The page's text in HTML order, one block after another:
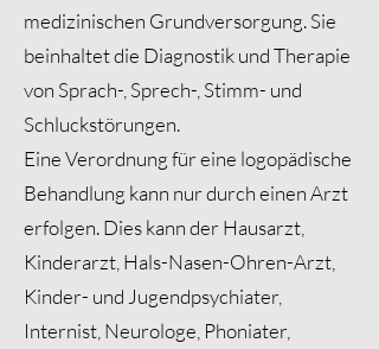
medizinischen Grundversorgung. Sie
beinhaltet die Diagnostik und Therapie
von Sprach-, Sprech-, Stimm- und
Schluckstörungen.
Eine Verordnung für eine logopädische
Behandlung kann nur durch einen Arzt
erfolgen. Dies kann der Hausarzt,
Kinderarzt, Hals-Nasen-Ohren-Arzt,
Kinder- und Jugendpsychiater,
Internist, Neurologe, Phoniater,